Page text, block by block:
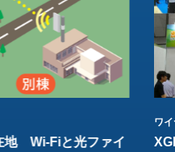
地 Wi-Fiと光ファイ
ワ